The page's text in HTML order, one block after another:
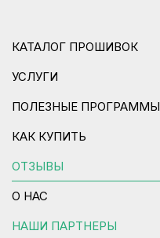
КАТАЛОГ ПРОШИВОК
УСЛУГИ
ПОЛЕЗНЫЕ ПРОГРАММЫ
КАК КУПИТЬ
ОТЗЫВЫ
О НАС
НАШИ ПАРТНЕРЫ